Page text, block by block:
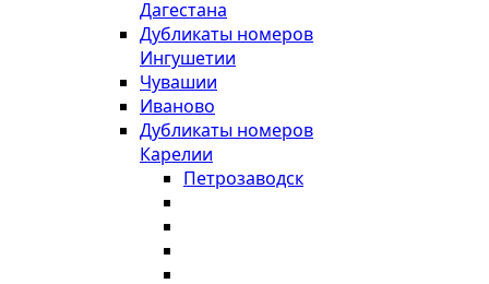
Дагестана
Дубликаты номеров
Ингушетии
Чувашии
Иваново
Дубликаты номеров
Карелии
Петрозаводск